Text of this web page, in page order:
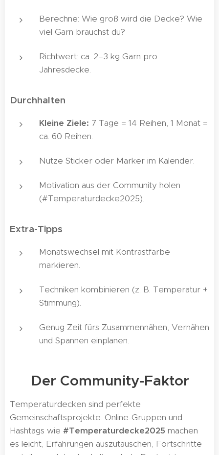
Berechne: Wie groß wird die Decke? Wie
viel Garn brauchst du?
Richtwert: ca. 2–3 kg Garn pro
Jahresdecke.
Durchhalten 💪
Kleine Ziele: 7 Tage = 14 Reihen, 1 Monat =
ca. 60 Reihen.
Nutze Sticker oder Marker im Kalender.
Motivation aus der Community holen
(#Temperaturdecke2025).
Extra-Tipps ✨
Monatswechsel mit Kontrastfarbe
markieren.
Techniken kombinieren (z. B. Temperatur +
Stimmung).
Genug Zeit fürs Zusammennähen, Vernähen
und Spannen einplanen.
🤝 Der Community-Faktor
Temperaturdecken sind perfekte
Gemeinschaftsprojekte. Online-Gruppen und
Hashtags wie #Temperaturdecke2025 machen
es leicht, Erfahrungen auszutauschen, Fortschritte